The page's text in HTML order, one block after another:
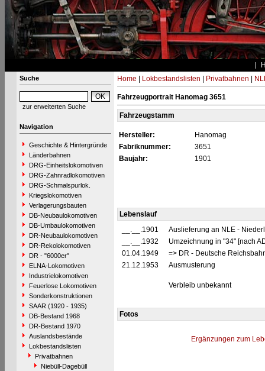
Suche
zur erweiterten Suche
Navigation
Geschichte & Hintergründe
Länderbahnen
DRG-Einheitslokomotiven
DRG-Zahnradlokomotiven
DRG-Schmalspurlok.
Kriegslokomotiven
Verlagerungsbauten
DB-Neubaulokomotiven
DB-Umbaulokomotiven
DR-Neubaulokomotiven
DR-Rekolokomotiven
DR - "6000er"
ELNA-Lokomotiven
Industrielokomotiven
Feuerlose Lokomotiven
Sonderkonstruktionen
SAAR (1920 - 1935)
DB-Bestand 1968
DR-Bestand 1970
Auslandsbestände
Lokbestandslisten
Privatbahnen
Niebüll-Dagebüll
Home Lokbestandslisten Privatbahnen
Fahrzeugportrait Hanomag 3651
Fahrzeugstamm
Hersteller:
Hanomag
Fabriknummer:
3651
Baujahr:
1901
Lebenslauf
__.__.1901
Auslieferung an NLE -
__.__.1932
Umzeichnung in "34" [nach
01.04.1949
=> DR - Deutsche
21.12.1953
Ausmusterung
Verbleib unbekannt
Fotos
Ergänzungen zum